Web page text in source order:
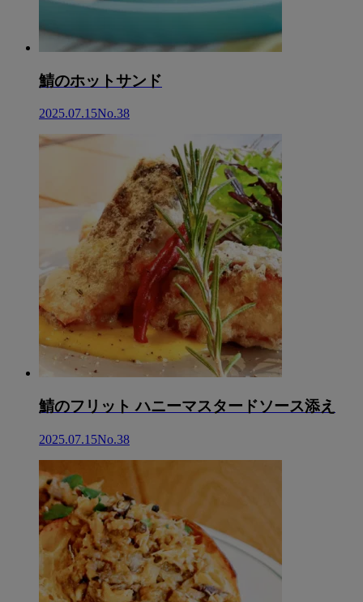
鯖のホットサンド
2025.07.15No.38
鯖のフリット ハニーマスタードソース添え
2025.07.15No.38